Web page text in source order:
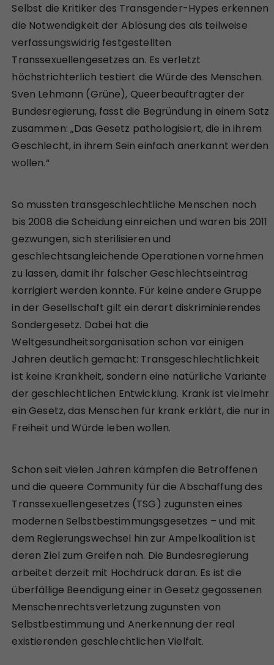
Selbst die Kritiker des Transgender-Hypes erkennen
die Notwendigkeit der Ablösung des als teilweise
verfassungswidrig festgestellten
Transsexuellengesetzes an. Es verletzt
höchstrichterlich testiert die Würde des Menschen.
Sven Lehmann (Grüne), Queerbeauftragter der
Bundesregierung, fasst die Begründung in einem Satz
zusammen: „Das Gesetz pathologisiert, die in ihrem
Geschlecht, in ihrem Sein einfach anerkannt werden
wollen.“
So mussten transgeschlechtliche Menschen noch
bis 2008 die Scheidung einreichen und waren bis 2011
gezwungen, sich sterilisieren und
geschlechtsangleichende Operationen vornehmen
zu lassen, damit ihr falscher Geschlechtseintrag
korrigiert werden konnte. Für keine andere Gruppe
in der Gesellschaft gilt ein derart diskriminierendes
Sondergesetz. Dabei hat die
Weltgesundheitsorganisation schon vor einigen
Jahren deutlich gemacht: Transgeschlechtlichkeit
ist keine Krankheit, sondern eine natürliche Variante
der geschlechtlichen Entwicklung. Krank ist vielmehr
ein Gesetz, das Menschen für krank erklärt, die nur in
Freiheit und Würde leben wollen.
Schon seit vielen Jahren kämpfen die Betroffenen
und die queere Community für die Abschaffung des
Transsexuellengesetzes (TSG) zugunsten eines
modernen Selbstbestimmungsgesetzes – und mit
dem Regierungswechsel hin zur Ampelkoalition ist
deren Ziel zum Greifen nah. Die Bundesregierung
arbeitet derzeit mit Hochdruck daran. Es ist die
überfällige Beendigung einer in Gesetz gegossenen
Menschenrechtsverletzung zugunsten von
Selbstbestimmung und Anerkennung der real
existierenden geschlechtlichen Vielfalt.